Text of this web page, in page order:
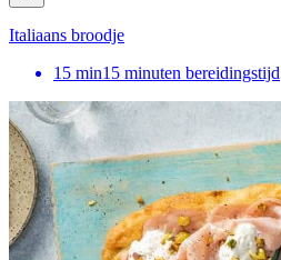
Italiaans broodje
15 min15 minuten bereidingstijd